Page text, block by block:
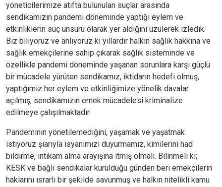
yöneticilerimize atıfta bulunulan suçlar arasında
sendikamızın pandemi döneminde yaptığı eylem ve
etkinliklerin suç unsuru olarak yer aldığını üzülerek izledik.
Biz biliyoruz ve anlıyoruz ki yıllardır halkın sağlık hakkına ve
sağlık emekçilerine sahip çıkarak sağlık sisteminde ve
özellikle pandemi döneminde yaşanan sorunlara karşı güçlü
bir mücadele yürüten sendikamız, iktidarın hedefi olmuş,
yaptığımız her eylem ve etkinliğimize yönelik davalar
açılmış, sendikamızın emek mücadelesi kriminalize
edilmeye çalışılmaktadır.
Pandeminin yönetilemediğini, yaşamak ve yaşatmak
istiyoruz şiarıyla isyanımızı duyurmamız, kimilerini had
bildirme, intikam alma arayışına itmiş olmalı. Bilinmeli ki;
KESK ve bağlı sendikalar kurulduğu günden beri emekçilerin
haklarını ısrarlı bir şekilde savunmuş ve halkın nitelikli kamu